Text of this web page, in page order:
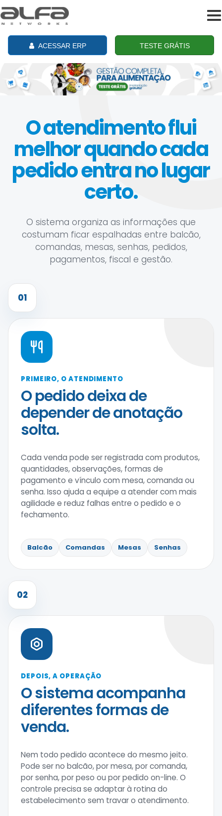
ACESSAR ERP TESTE GRÁTIS
O atendimento flui
melhor quando cada
pedido entra no lugar
certo.
O sistema organiza as informações que
costumam ficar espalhadas entre balcão,
comandas, mesas, senhas, pedidos,
pagamentos, fiscal e gestão.
01
PRIMEIRO, O ATENDIMENTO
O pedido deixa de
depender de anotação
solta.
Cada venda pode ser registrada com produtos,
quantidades, observações, formas de
pagamento e vínculo com mesa, comanda ou
senha. Isso ajuda a equipe a atender com mais
agilidade e reduz falhas entre o pedido e o
fechamento.
Balcão Comandas Mesas Senhas
02
DEPOIS, A OPERAÇÃO
O sistema acompanha
diferentes formas de
venda.
Nem todo pedido acontece do mesmo jeito.
Pode ser no balcão, por mesa, por comanda,
por senha, por peso ou por pedido on-line. O
controle precisa se adaptar à rotina do
estabelecimento sem travar o atendimento.